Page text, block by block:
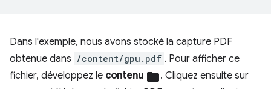
Dans l'exemple, nous avons stocké la capture PDF
obtenue dans /content/gpu.pdf . Pour afficher ce
fichier, développez le contenu folder. Cliquez ensuite sur